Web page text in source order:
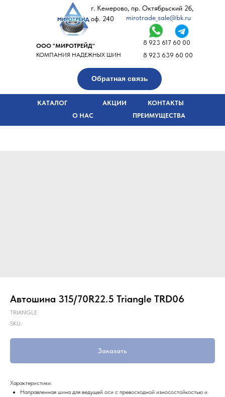
г. Кемерово, пр. Октябрьский 2б,
оф. 240
8 923 617 60 00
8 923 639 60 00
mirotrade_sale@bk.ru
Обратная связь
КАТАЛОГ
АКЦИИ
О НАС
КОНТАКТЫ
ПРЕИМУЩЕСТВА
ООО "МИРОТРЕЙД"
КОМПАНИЯ НАДЕЖНЫХ ШИН
Автошина 315/70R22.5 Triangle TRD06
TRIANGLE
SKU:
Заказать
Характеристики:
Направленная шина для ведущей оси с превосходной износостойкостью и